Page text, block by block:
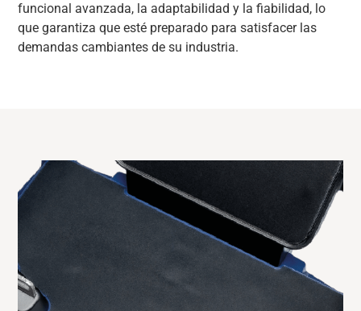
funcional avanzada, la adaptabilidad y la fiabilidad, lo
que garantiza que esté preparado para satisfacer las
demandas cambiantes de su industria.